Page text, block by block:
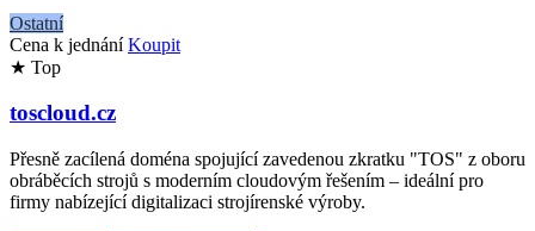
Ostatní
Cena k jednání Koupit
★ Top
toscloud.cz
Přesně zacílená doména spojující zavedenou zkratku "TOS" z oboru
obráběcích strojů s moderním cloudovým řešením – ideální pro
firmy nabízející digitalizaci strojírenské výroby.